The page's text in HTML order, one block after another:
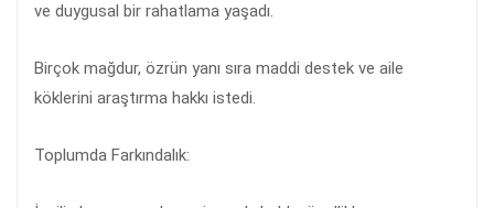
ve duygusal bir rahatlama yaşadı.
Birçok mağdur, özrün yanı sıra maddi destek ve aile
köklerini araştırma hakkı istedi.
Toplumda Farkındalık: